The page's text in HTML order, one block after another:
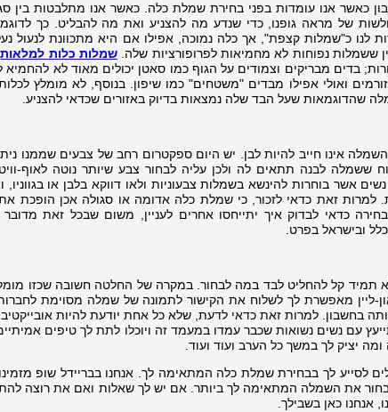
כאשר אנו עומדות בפני בחירת שמלת כלה. כאשר אנו מתלבטות בין
של מראה גופנו, כדי שנדע מה להצניע ואת מה להבליט. כך
לנו כ"שמלות קצפת", אך כלה נמוכה, אפילו אם היא מתכוונת לנעול
שמלות כלות למלאות
בדים מבריקים וצמודים על הגוף כמו סאטן יכולים מאוד לא להחמיא
ואולי אפילו מבדים "משטחים" כמו שיפון. בנוסף, לא מומלץ
שהדוגמאות שעל הבד שלה נמצאות בדיוק באזורים שכדאי להצניע.
אינו חייב להיות לבן. יש היום ספקטרום רחב של צבעים שממנו
לבנה תתאים לה ולכן עליה לבחור צבע שיותר נוטה לאוף-
אשר בוחרות להינשא בשמלות צבעוניות ולאו דווקא בלבן או בגווניו,
למרות זאת כדאי לזכור, כי שמלת כלה אדומה או סגולה אכן הופכת
כדאי לבדוק איך יתייחסו אחרים לעניין, משום שבכל זאת מדובר
ובישראל בפרט.
תמיד קל להחליט לבד במה לבחור. במקרה של החלטה חשובה שכזו
ליין מאפשרת לך לשלוח את הקישור לתמונה של שמלה מסוימת
בחשבון. למרות זאת כדאי לדעת, שלא כל אחת יודעת להיות
עם נשים נשואות שכבר עמדו במעמד זה ויוכלו לתת לך טיפים
יציק לך במשך כל הערב ועוד ועוד.
לסייע לך בבחירת שמלת כלה המתאימה לך. אנחנו בבריידל שופ
את השמלה המתאימה לך ביותר. אם יש לך שאלות ואם את רוצה
אנחנו כאן בשבילך.